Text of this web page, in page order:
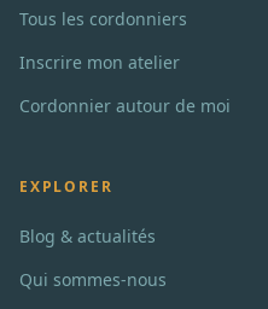
Tous les cordonniers
Inscrire mon atelier
Cordonnier autour de moi
EXPLORER
Blog & actualités
Qui sommes-nous